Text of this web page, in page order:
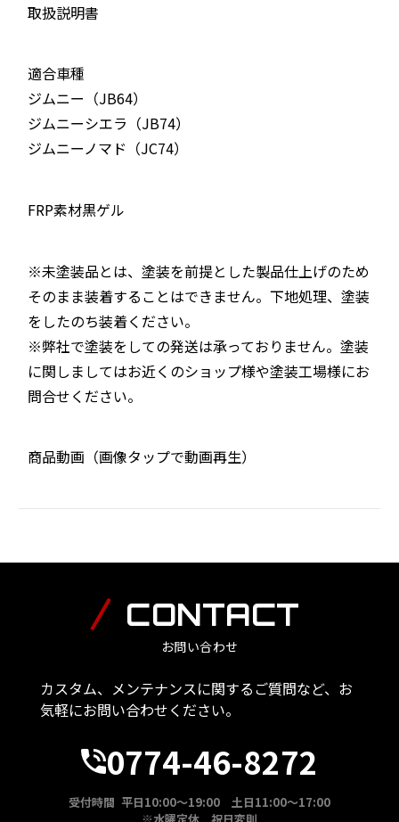
取扱説明書
適合車種
ジムニー（JB64）
ジムニーシエラ（JB74）
ジムニーノマド（JC74）
FRP素材黒ゲル
※未塗装品とは、塗装を前提とした製品仕上げのため
そのまま装着することはできません。下地処理、塗装
をしたのち装着ください。
※弊社で塗装をしての発送は承っておりません。塗装
に関しましてはお近くのショップ様や塗装工場様にお
問合せください。
商品動画（画像タップで動画再生）
CONTACT
お問い合わせ
カスタム、メンテナンスに関するご質問など、お
気軽にお問い合わせください。
0774-46-8272
受付時間 平日10:00～19:00 土日11:00～17:00
※水曜定休 祝日変則